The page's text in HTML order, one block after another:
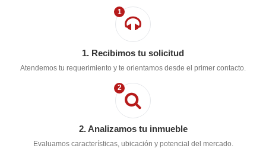
1
1. Recibimos tu solicitud
Atendemos tu requerimiento y te orientamos desde el primer contacto.
2
2. Analizamos tu inmueble
Evaluamos características, ubicación y potencial del mercado.